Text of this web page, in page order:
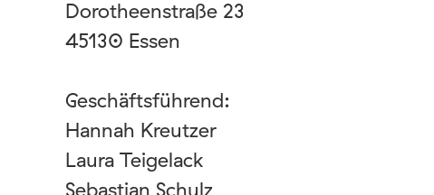
Dorotheenstraße 23
45130 Essen
Geschäftsführend:
Hannah Kreutzer
Laura Teigelack
Sebastian Schulz